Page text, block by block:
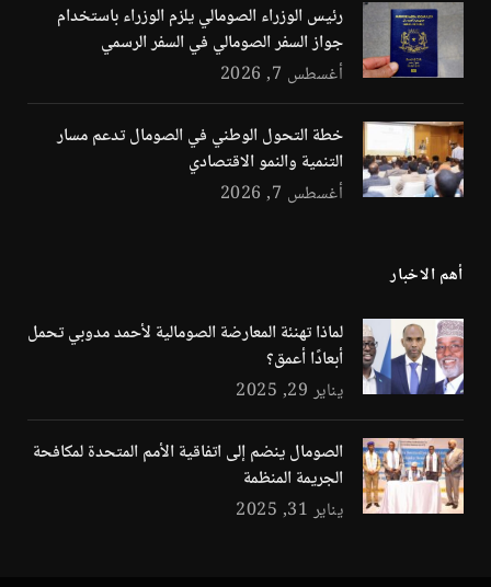
رئيس الوزراء الصومالي يلزم الوزراء باستخدام
جواز السفر الصومالي في السفر الرسمي
أغسطس 7, 2026
خطة التحول الوطني في الصومال تدعم مسار
التنمية والنمو الاقتصادي
أغسطس 7, 2026
أهم الاخبار
لماذا تهنئة المعارضة الصومالية لأحمد مدوبي تحمل
أبعادًا أعمق؟
يناير 29, 2025
الصومال ينضم إلى اتفاقية الأمم المتحدة لمكافحة
الجريمة المنظمة
يناير 31, 2025